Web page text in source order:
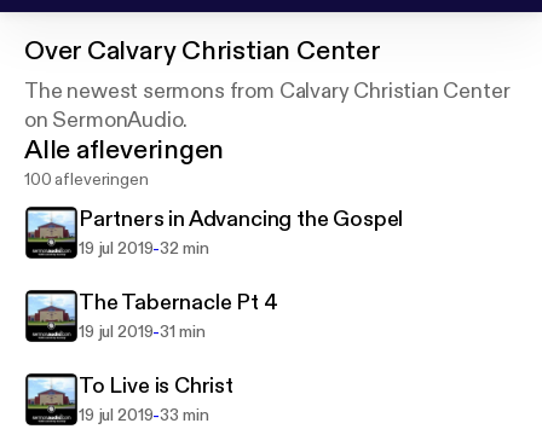
Over Calvary Christian Center
The newest sermons from Calvary Christian Center
on SermonAudio.
Alle afleveringen
100 afleveringen
Partners in Advancing the Gospel
19 jul 2019-32 min
The Tabernacle Pt 4
19 jul 2019-31 min
To Live is Christ
19 jul 2019-33 min